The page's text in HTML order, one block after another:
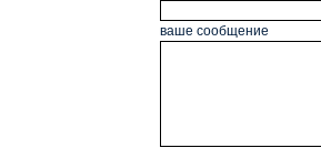
ваше сообщение